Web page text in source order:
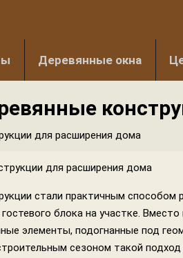
Деревянные окна
для расширения дома
стали практичным способом
блока на участке. Вместо
элементы, подогнанные под
сезоном такой